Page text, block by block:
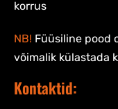
korrus
NB! Füüsiline pood
võimalik külastada
Kontaktid: